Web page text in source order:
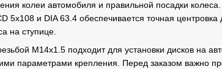
колеи автомобиля и правильной посадки
5x108 и DIA 63.4 обеспечивается точная центровка
на ступице.
M14x1.5 подходит для установки дисков на
параметрами крепления. Перед заказом важно